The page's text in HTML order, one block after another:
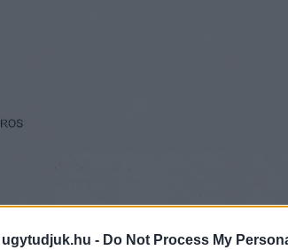
ugytudjuk.hu - Do Not Process My